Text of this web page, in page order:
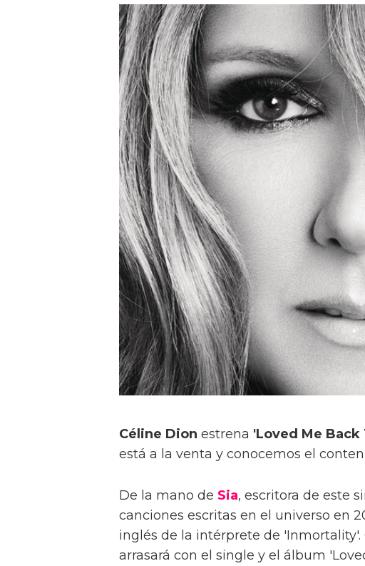
Céline Dion estrena 'Loved Me Back
está a la venta y conocemos el
De la mano de Sia, escritora de este
canciones escritas en el universo en
inglés de la intérprete de
arrasará con el single y el álbum